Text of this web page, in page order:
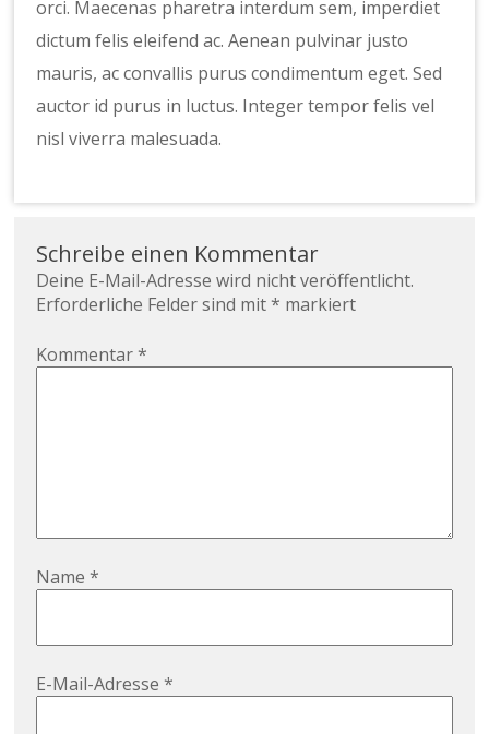
orci. Maecenas pharetra interdum sem, imperdiet
dictum felis eleifend ac. Aenean pulvinar justo
mauris, ac convallis purus condimentum eget. Sed
auctor id purus in luctus. Integer tempor felis vel
nisl viverra malesuada.
Schreibe einen Kommentar
Deine E-Mail-Adresse wird nicht veröffentlicht.
Erforderliche Felder sind mit* markiert
Kommentar*
Name*
E-Mail-Adresse*